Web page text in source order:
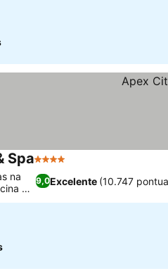
Spa4 Estrelas
9,0Excelente (10.747
na
de